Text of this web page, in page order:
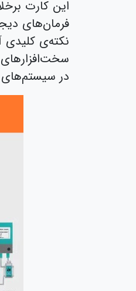
فرمان‌های
نکته‌ی کلیدی
در سیستم‌های